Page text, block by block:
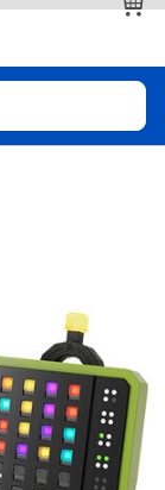
查看全部